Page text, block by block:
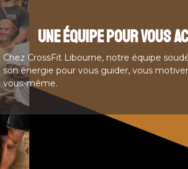
une équipe pour vous
Chez CrossFit Libourne, notre équipe
son énergie pour vous guider, vous
vous-même.